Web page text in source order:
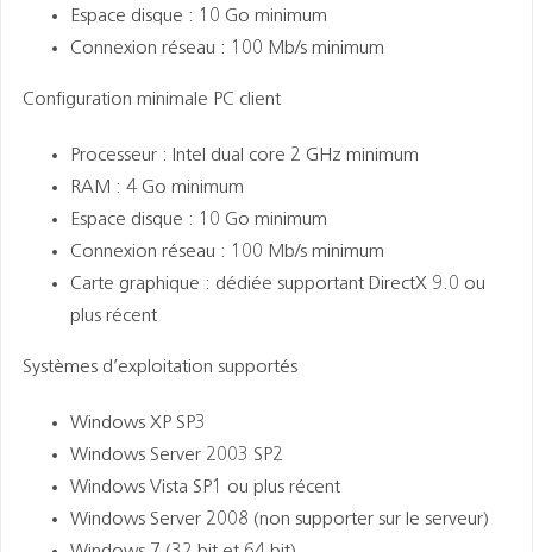
Espace disque : 10 Go minimum
Connexion réseau : 100 Mb/s minimum
Configuration minimale PC client
Processeur : Intel dual core 2 GHz minimum
RAM : 4 Go minimum
Espace disque : 10 Go minimum
Connexion réseau : 100 Mb/s minimum
Carte graphique : dédiée supportant DirectX 9.0 ou
plus récent
Systèmes d’exploitation supportés
Windows XP SP3
Windows Server 2003 SP2
Windows Vista SP1 ou plus récent
Windows Server 2008 (non supporter sur le serveur)